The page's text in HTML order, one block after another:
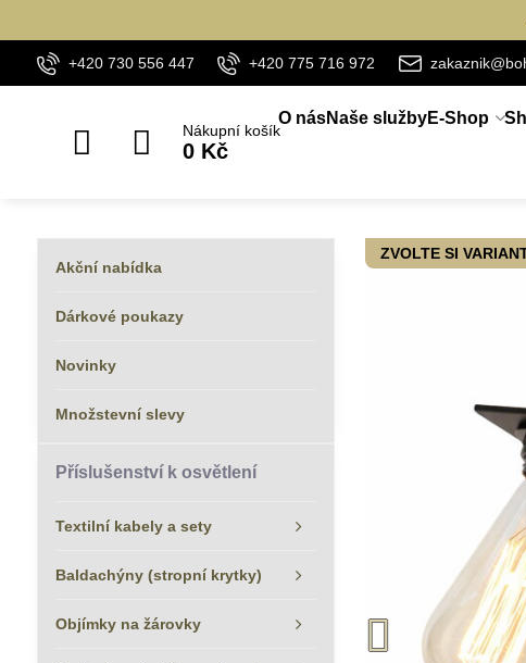
+420 730 556 447 +420 775 716 972
Nákupní košík
0 Kč
O násNaše službyE-Shop
ZVOLTE SI
Akční nabídka
Dárkové poukazy
Novinky
Množstevní slevy
Příslušenství k osvětlení
Textilní kabely a sety
Baldachýny (stropní krytky)
Objímky na žárovky